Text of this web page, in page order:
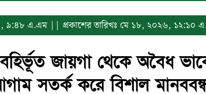
৯:৪৮ এ.এম || প্রকাশের তারিখঃ মে ১৮, ২০২৬, ১২:১০
জায়গা থেকে অবৈধ
সতর্ক করে বিশাল